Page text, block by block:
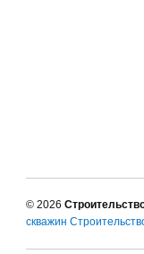
© 2026
скважин